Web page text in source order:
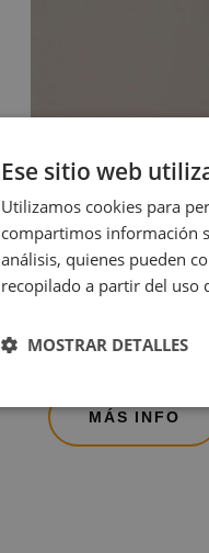
VISTA PISCINA
MÁS INFO
Ese sitio web
Utilizamos cookies para
compartimos información
análisis, quienes pueden
recopilado a partir del uso
MOSTRAR DETALLES